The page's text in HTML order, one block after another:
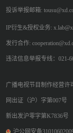
投诉举报邮箱:
IP衍生&授权业务:
发行合作:
违法信息举报专线：021-
广播电视节目制作经营许
网出证（沪）字第007号
新出发沪零字第K7836号
沪公网安备